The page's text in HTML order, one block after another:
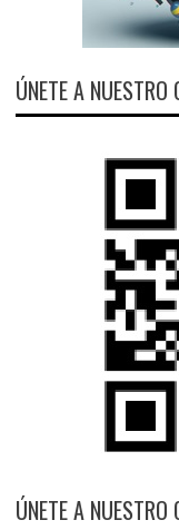
ÚNETE A NUESTRO
ÚNETE A